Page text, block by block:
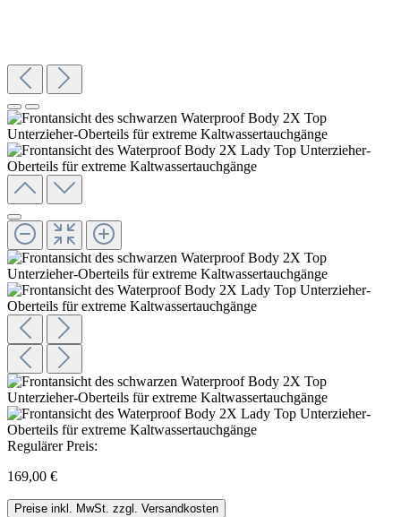
Regulärer Preis:
169,00 €
Preise inkl. MwSt. zzgl. Versandkosten